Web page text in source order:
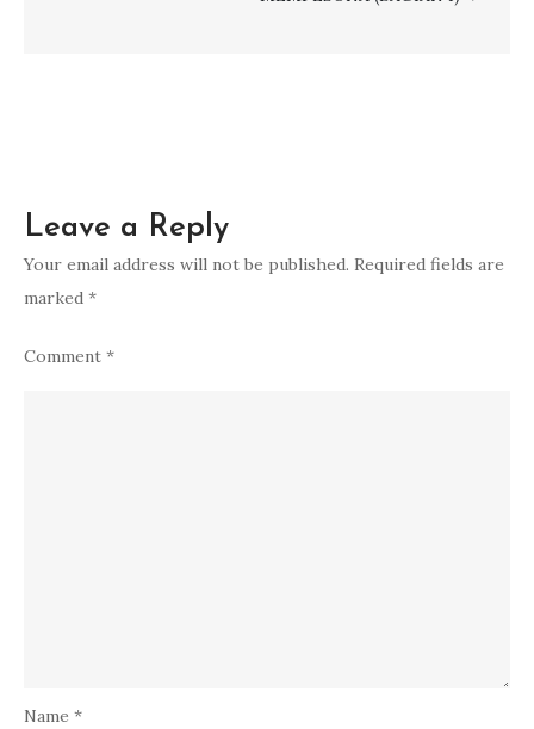
Leave a Reply
Your email address will not be published. Required fields are
marked *
Comment *
Name *